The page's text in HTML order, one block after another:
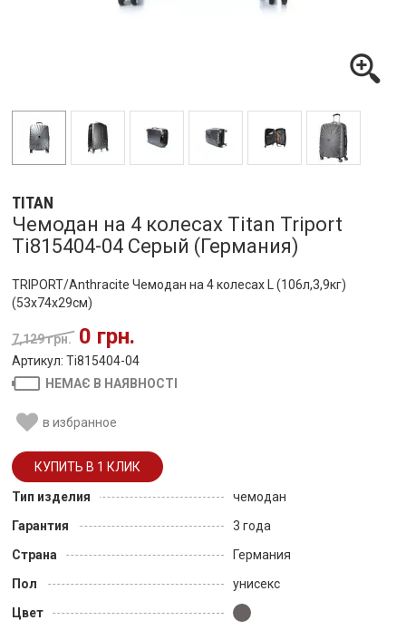
TITAN
Чемодан на 4 колесах Titan Triport
Ti815404-04 Серый (Германия)
TRIPORT/Anthracite Чемодан на 4 колесах L (106л,3,9кг)
(53x74x29см)
7,129 грн. 0 грн.
Артикул: Ti815404-04
НЕМАЄ В НАЯВНОСТІ
в избранное
Тип изделия
чемодан
Гарантия
3 года
Страна
Германия
Пол
унисекс
Цвет